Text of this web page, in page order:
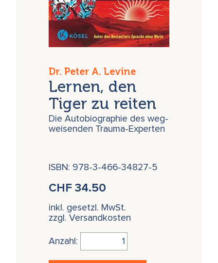
Dr. Peter A. Levine
Lernen, den
Tiger zu reiten
Die Autobiographie des weg-
weisenden Trauma-Experten
ISBN: 978-3-466-34827-5
CHF34.50
inkl. gesetzl. MwSt.
zzgl. Versandkosten
Anzahl: